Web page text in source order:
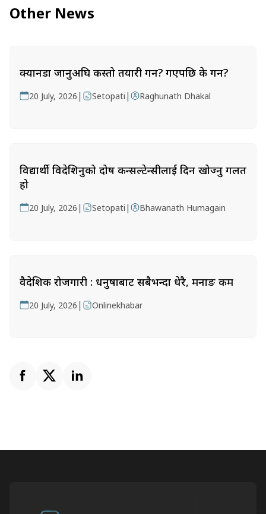
Other News
क्यानडा जानुअघि कस्तो तयारी गर्ने? गएपछि के गर्ने?
20 July, 2026 | Setopati | Raghunath Dhakal
विद्यार्थी विदेशिनुको दोष कन्सल्टेन्सीलाई दिन खोज्नु गलत
हो
20 July, 2026 | Setopati | Bhawanath Humagain
वैदेशिक रोजगारी : धनुषाबाट सबैभन्दा धेरै, मनाङ कम
20 July, 2026 | Onlinekhabar